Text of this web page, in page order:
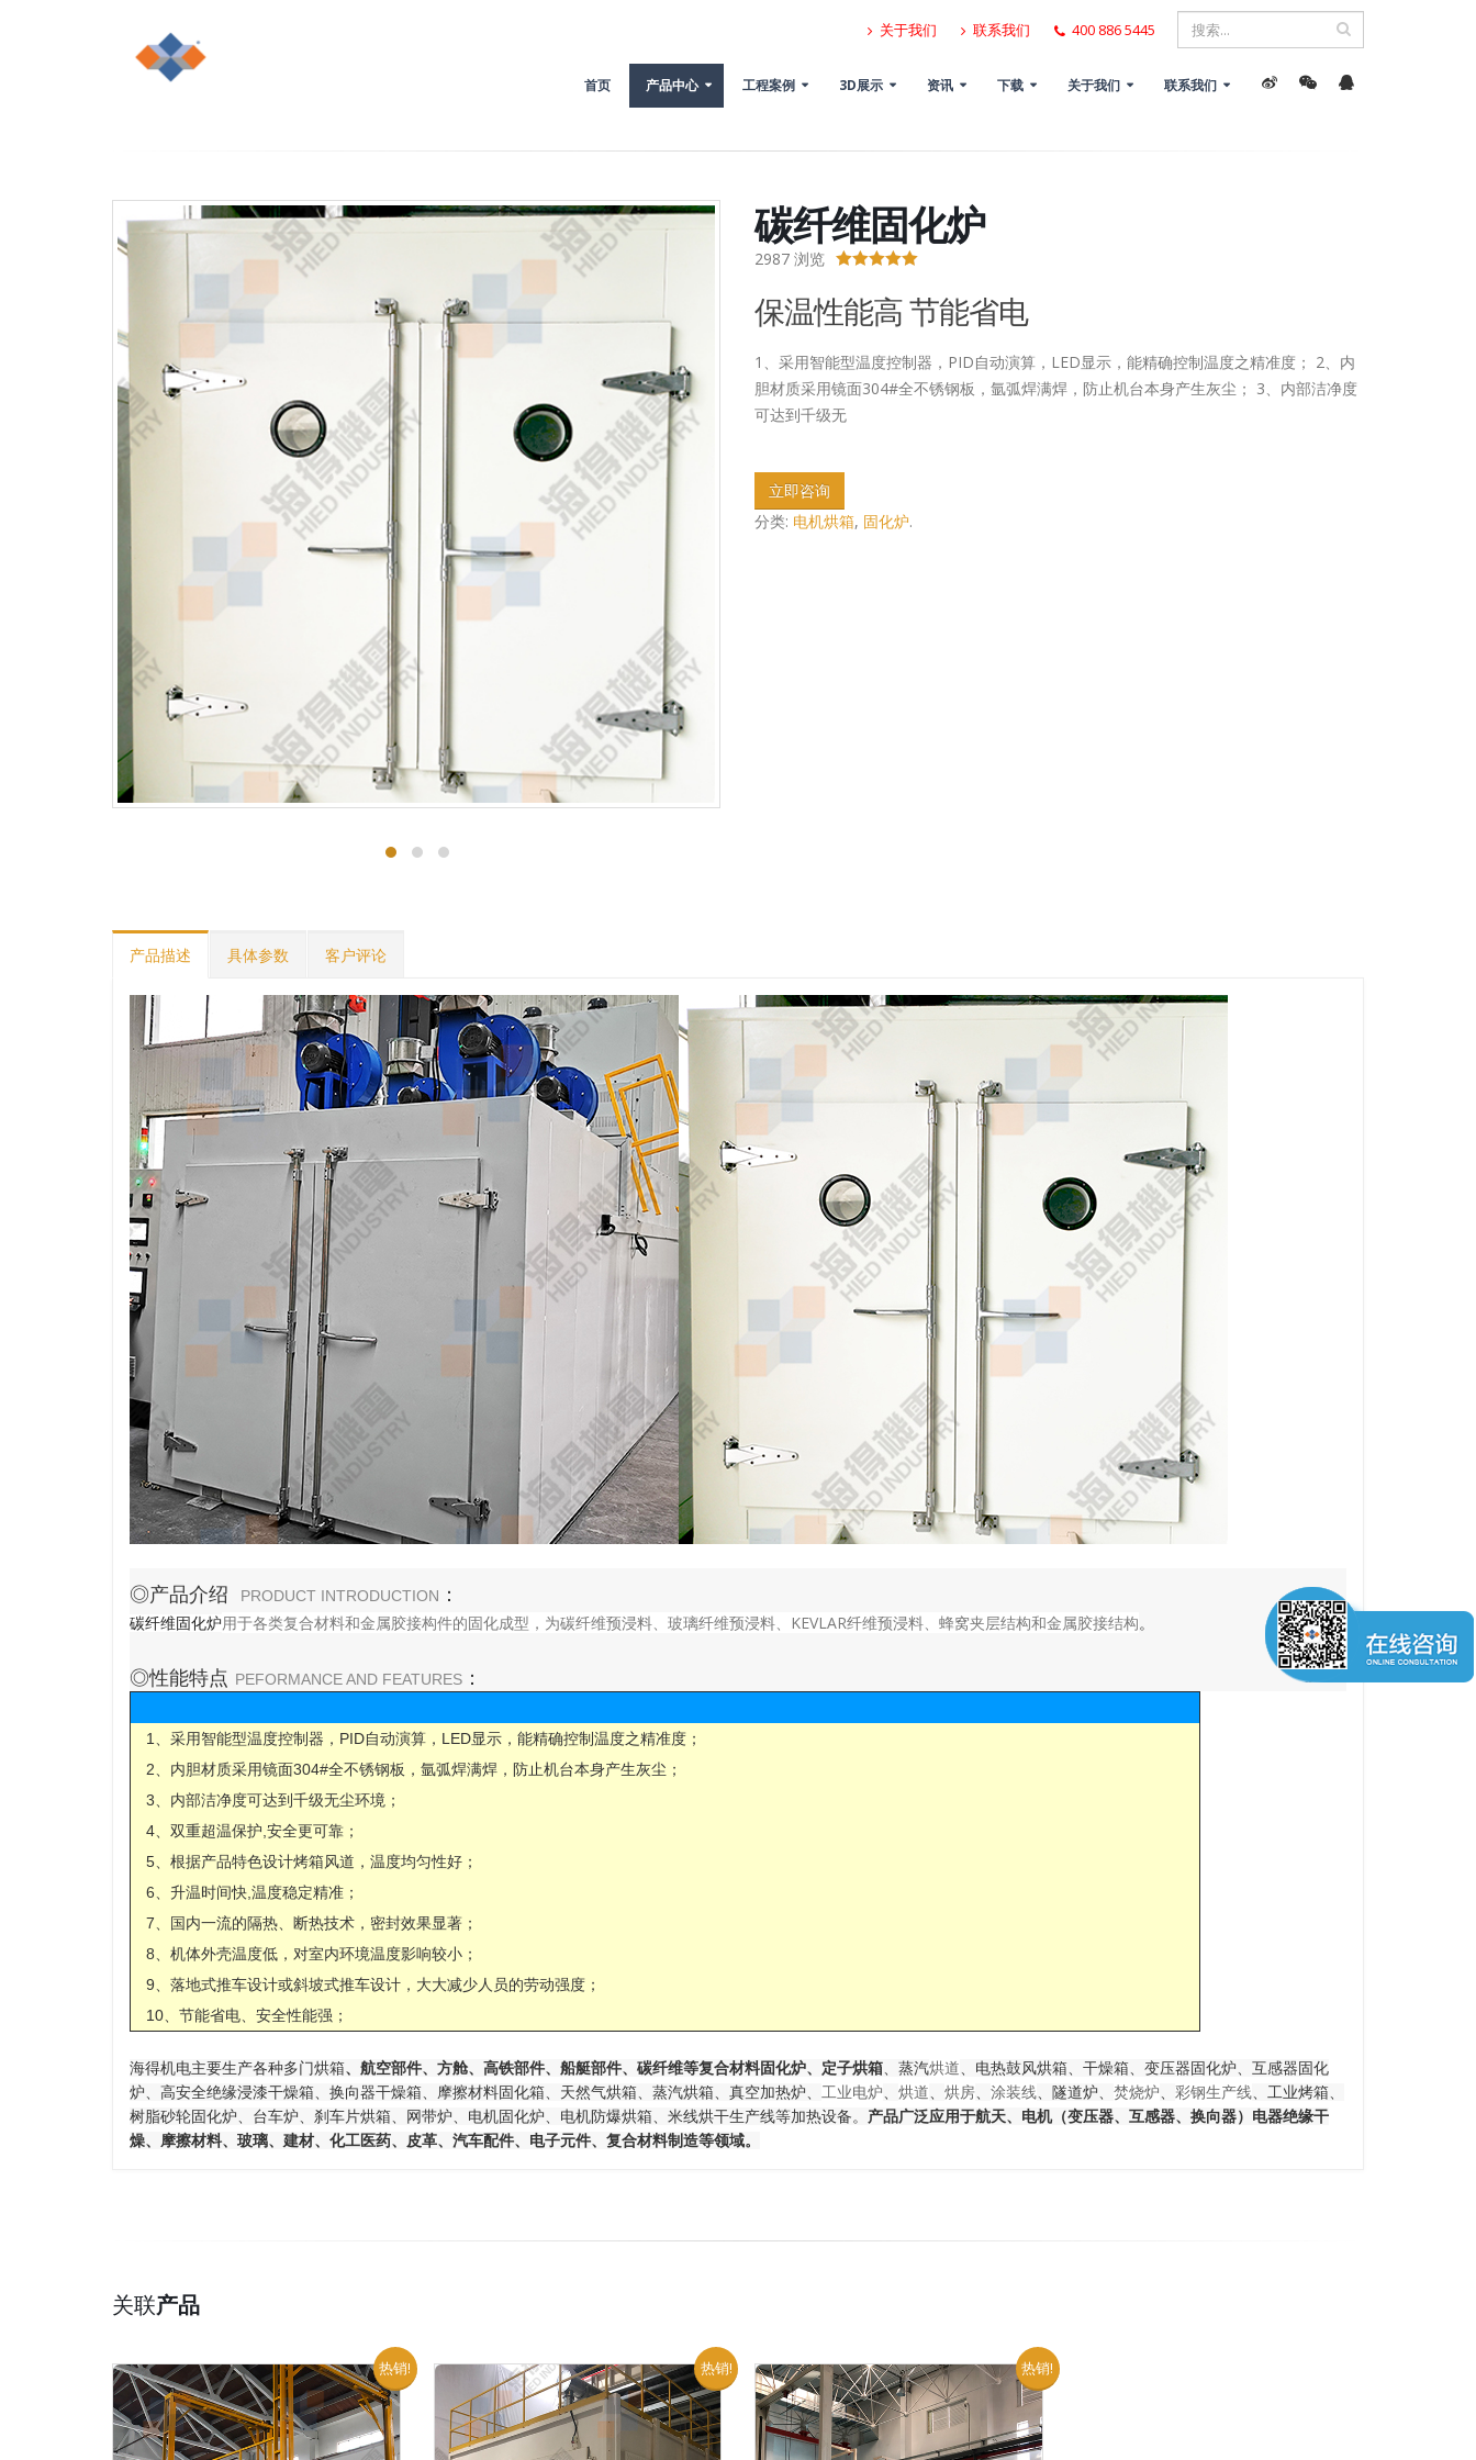
关于我们 联系我们 400 886 5445
首页 产品中心 工程案例 3D展示 资讯 下载 关于我们 联系我们
碳纤维固化炉
2987 浏览
保温性能高 节能省电
1、采用智能型温度控制器，PID自动演算，LED显示，能精确控制温度之精准度； 2、内
胆材质采用镜面304#全不锈钢板，氩弧焊满焊，防止机台本身产生灰尘； 3、内部洁净度
可达到千级无
立即咨询
分类: 电机烘箱, 固化炉.
产品描述 具体参数 客户评论
◎产品介绍 PRODUCT INTRODUCTION ：
碳纤维固化炉用于各类复合材料和金属胶接构件的固化成型，为碳纤维预浸料、玻璃纤维预浸料、KEVLAR纤维预浸料、蜂窝夹层结构和金属胶接结构。
◎性能特点 PEFORMANCE AND FEATURES ：
1、采用智能型温度控制器，PID自动演算，LED显示，能精确控制温度之精准度；
2、内胆材质采用镜面304#全不锈钢板，氩弧焊满焊，防止机台本身产生灰尘；
3、内部洁净度可达到千级无尘环境；
4、双重超温保护,安全更可靠；
5、根据产品特色设计烤箱风道，温度均匀性好；
6、升温时间快,温度稳定精准；
7、国内一流的隔热、断热技术，密封效果显著；
8、机体外壳温度低，对室内环境温度影响较小；
9、落地式推车设计或斜坡式推车设计，大大减少人员的劳动强度；
10、节能省电、安全性能强；
海得机电主要生产各种多门烘箱、航空部件、方舱、高铁部件、船艇部件、碳纤维等复合材料固化炉、定子烘箱 、蒸汽烘道 、电热鼓风烘箱、干燥箱、变压器固化炉、互感器固化
炉、高安全绝缘浸漆干燥箱、换向器干燥箱、摩擦材料固化箱、天然气烘箱、蒸汽烘箱 、真空加热炉、 工业电炉 烘道 烘房 涂装线 、隧道炉、 焚烧炉 彩钢生产线 、工业烤箱、
树脂砂轮固化炉、台车炉、刹车片烘箱、网带炉、电机固化炉、电机防爆烘箱、米线烘干生产线等加热设备。 产品广泛应用于航天、电机（变压器、互感器、换向器）电器绝缘干
燥、摩擦材料、玻璃、建材、化工医药、皮革、汽车配件、电子元件、复合材料制造等领域。
关联产品
热销! 热销! 热销!